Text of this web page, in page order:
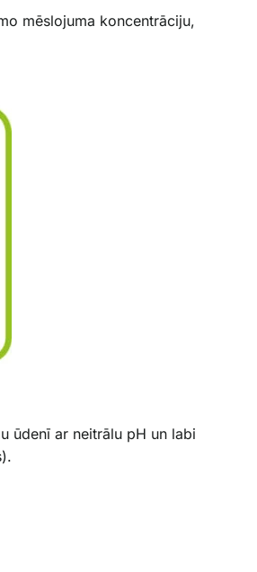
mēslojuma koncentrāciju,
ūdenī ar neitrālu pH un labi